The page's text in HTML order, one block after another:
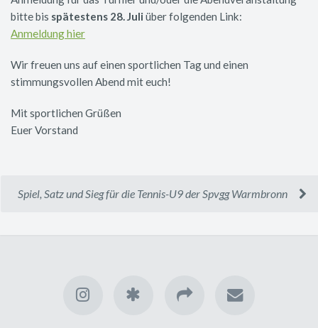
bitte bis spätestens 28. Juliüber folgenden Link:
Anmeldung hier
Wir freuen uns auf einen sportlichen Tag und einen
stimmungsvollen Abend mit euch!
Mit sportlichen Grüßen
Euer Vorstand
Spiel, Satz und Sieg für die Tennis-U9 der Spvgg Warmbronn